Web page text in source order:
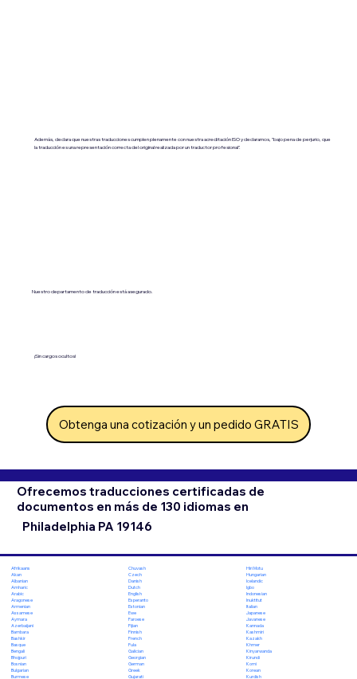
Además, declara que nuestras traducciones cumplen plenamente con nuestra acreditación ISO y declaramos, "bajo pena de perjurio, que
la traducción es una representación correcta del original realizada por un traductor profesional".
Nuestro departamento de traducción está asegurado.
¡Sin cargos ocultos!
Obtenga una cotización y un pedido GRATIS
Ofrecemos traducciones certificadas de
documentos en más de 130 idiomas en
Philadelphia PA 19146
Afrikaans
Akan
Albanian
Amharic
Arabic
Aragonese
Armenian
Assamese
Aymara
Azerbaijani
Bambara
Bashkir
Basque
Bengali
Bhojpuri
Bosnian
Bulgarian
Burmese
Chuvash
Czech
Danish
Dutch
English
Esperanto
Estonian
Ewe
Faroese
Fijian
Finnish
French
Fula
Galician
Georgian
German
Greek
Gujarati
Hiri Motu
Hungarian
Icelandic
Igbo
Indonesian
Inuktitut
Italian
Japanese
Javanese
Kannada
Kashmiri
Kazakh
Khmer
Kinyarwanda
Kirundi
Komi
Korean
Kurdish